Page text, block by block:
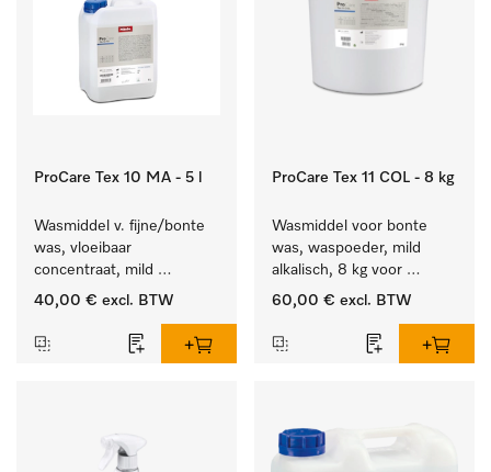
ProCare Tex 10 MA - 5 l
Wasmiddel v. fijne/bonte
was, vloeibaar
concentraat, mild
alkalisch, 5 l voor het
en gevoelig textiel.
40,00 € excl. BTW
ProCare Tex 11 COL - 8 kg
Wasmiddel voor bonte
was, waspoeder, mild
alkalisch, 8 kg voor
behoud van kleur en
was.
60,00 € excl. BTW